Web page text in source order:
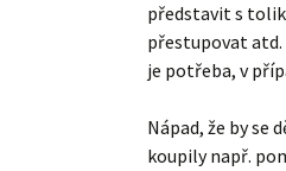
představit s
přestupovat atd.
je potřeba, v
Nápad, že by se
koupily např.